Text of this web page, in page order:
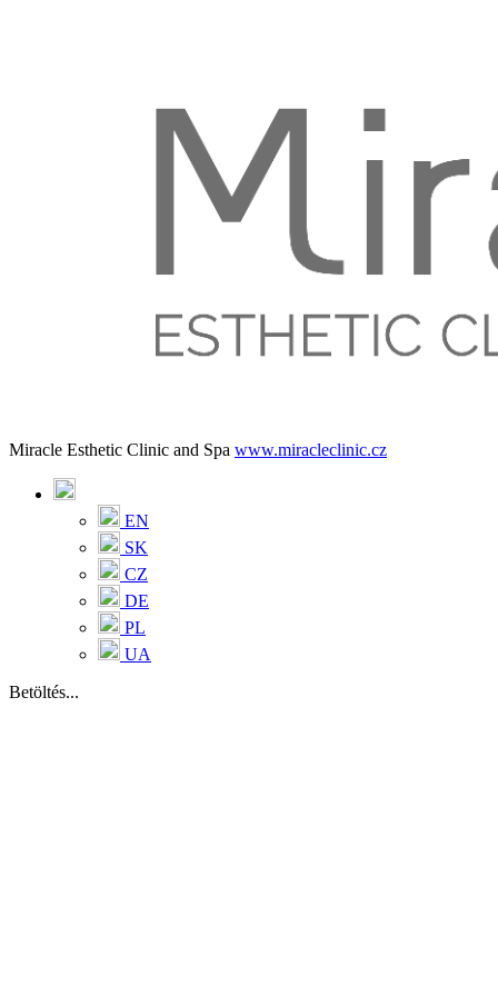
Miracle Esthetic Clinic and Spa www.miracleclinic.cz
EN
SK
CZ
DE
PL
UA
Betöltés...